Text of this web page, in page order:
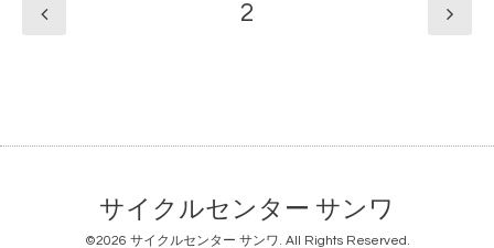
2
サイクルセンター サンワ
©2026 サイクルセンター サンワ. All Rights Reserved.